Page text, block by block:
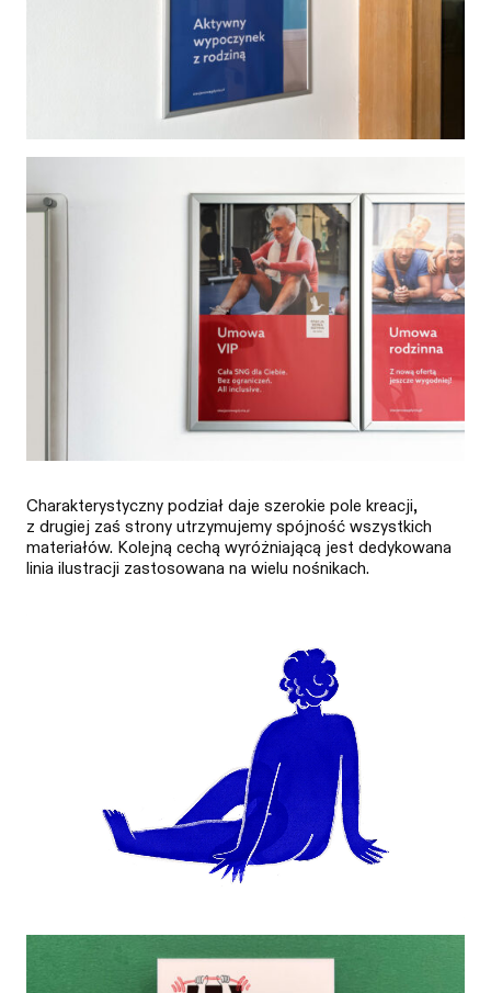
Charakterystyczny podział daje szerokie pole kreacji,
z drugiej zaś strony utrzymujemy spójność wszystkich
materiałów. Kolejną cechą wyróżniającą jest dedykowana
linia ilustracji zastosowana na wielu nośnikach.